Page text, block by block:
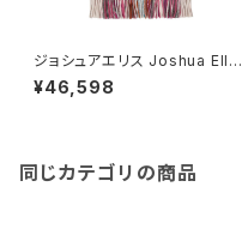
ジョシュアエリス Joshua Ellis
レディース マフラー PINK スト
ール カシミヤ CPG51800
¥46,598
同じカテゴリの商品